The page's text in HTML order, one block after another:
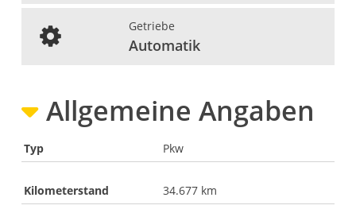
Getriebe
Automatik
Allgemeine Angaben
Typ Pkw
Kilometerstand 34.677 km